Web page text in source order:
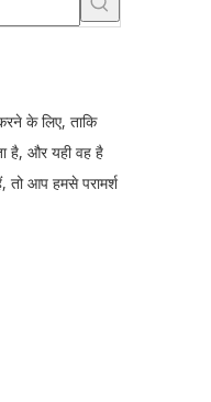
के लिए, ताकि
है, और यही वह है
आप हमसे परामर्श